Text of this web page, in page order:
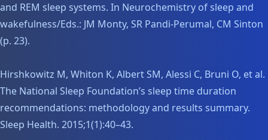
and REM sleep systems. In Neurochemistry of sleep and
wakefulness/Eds.: JM Monty, SR Pandi-Perumal, CM Sinton
(p. 23).
Hirshkowitz M, Whiton K, Albert SM, Alessi C, Bruni O, et al.
The National Sleep Foundation’s sleep time duration
recommendations: methodology and results summary.
Sleep Health. 2015;1(1):40–43.